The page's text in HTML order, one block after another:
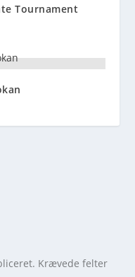
Tournament
Krævede felter